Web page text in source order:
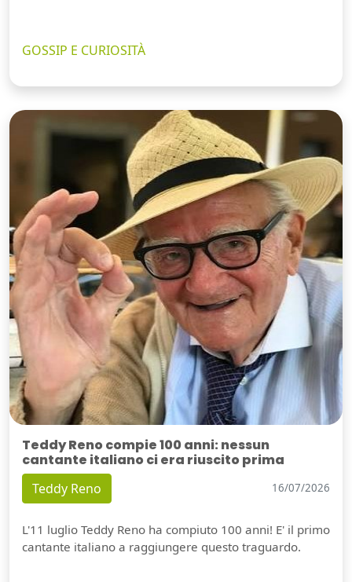
GOSSIP E CURIOSITÀ
Teddy Reno compie 100 anni: nessun
cantante italiano ci era riuscito prima
Teddy Reno 16/07/2026
L'11 luglio Teddy Reno ha compiuto 100 anni! E' il primo
cantante italiano a raggiungere questo traguardo.